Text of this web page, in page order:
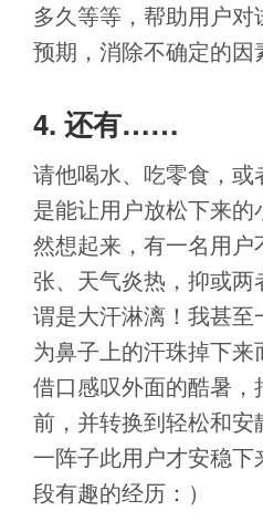
多久等等，帮助用户
预期，消除不确定的因
4. 还有……
请他喝水、吃零食，
是能让用户放松下来
然想起来，有一名用
张、天气炎热，抑或
谓是大汗淋漓！我甚
为鼻子上的汗珠掉下
借口感叹外面的酷暑
前，并转换到轻松和
一阵子此用户才安稳
段有趣的经历：）